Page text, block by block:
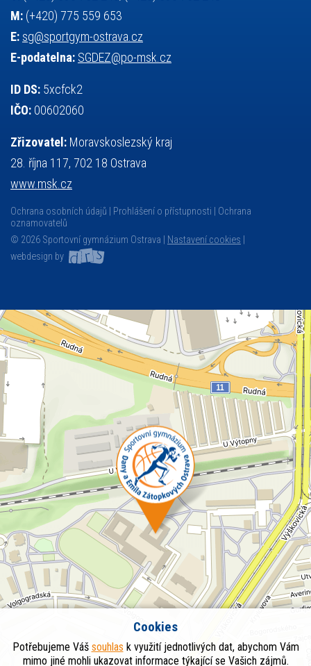
M: (+420) 775 559 653
E: sg@sportgym-ostrava.cz
E-podatelna: SGDEZ@po-msk.cz
ID DS: 5xcfck2
IČO: 00602060
Zřizovatel: Moravskoslezský kraj
28. října 117, 702 18 Ostrava
www.msk.cz
Ochrana osobních údajů Prohlášení o přístupnosti
Ochrana
oznamovatelů
© 2026 Sportovní gymnázium Ostrava |
Nastavení cookies
webdesign by
Cookies
Potřebujeme Váš souhlas k využití jednotlivých dat, abychom Vám
mimo jiné mohli ukazovat informace týkající se Vašich zájmů.